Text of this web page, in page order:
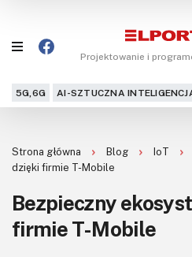
Projektowanie i
5G,6G AI-SZTUCZNA
Projekty
Kursy
DIY+
Strona główna Blog IoT
dzięki firmie T-Mobile
Bezpieczny
firmie T-Mobile